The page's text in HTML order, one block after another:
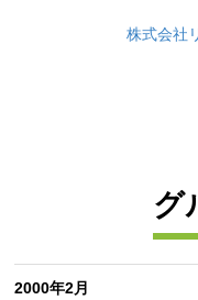
株式会社
グ
2000年2月